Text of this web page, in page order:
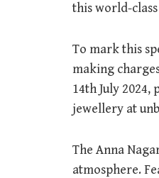
this world-
To mark this
making
14th July
jewellery at
The Anna
atmosphere.